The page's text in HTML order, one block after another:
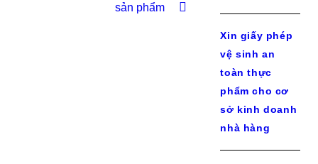
sản phẩm
Xin giấy phép
vệ sinh an
toàn thực
phẩm cho cơ
sở kinh doanh
nhà hàng